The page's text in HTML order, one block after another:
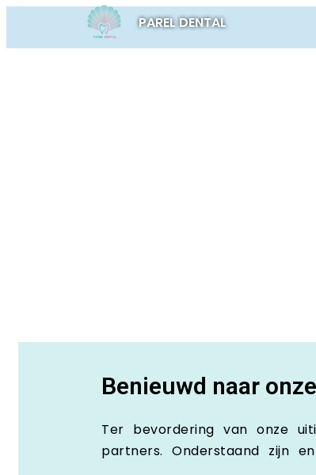
PAREL DENTAL
Benieuwd naar
Ter bevordering van onze
partners. Onderstaand zijn